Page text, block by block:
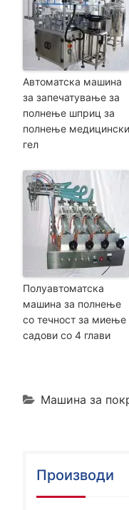
Автоматска машина
за запечатување за
полнење шприц за
полнење медицински
гел
Полуавтоматска
машина за полнење
со течност за миење
садови со 4 глави
Машина за
Производи